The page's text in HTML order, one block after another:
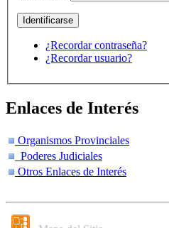
¿Recordar contraseña?
¿Recordar usuario?
Enlaces de Interés
Organismos Provinciales
Poderes Judiciales
Otros Enlaces de Interés